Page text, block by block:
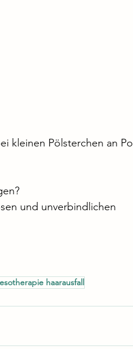
kleinen Pölsterchen an Po
und unverbindlichen
haarausfall